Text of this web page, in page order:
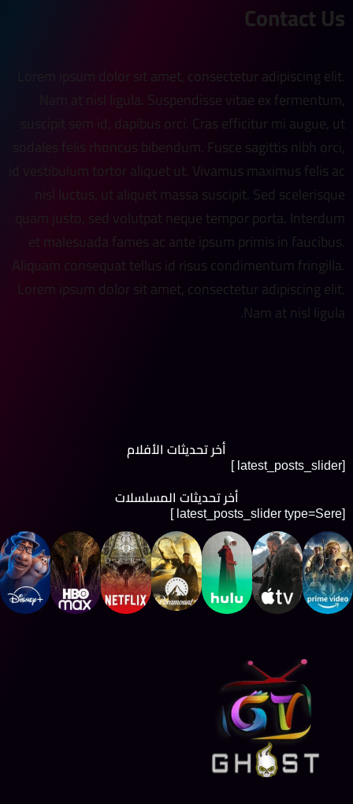
Contact Us
Lorem ipsum dolor sit amet, consectetur adipiscing elit.
Nam at nisl ligula. Suspendisse vitae ex fermentum,
suscipit sem id, dapibus orci. Cras efficitur mi augue, ut
sodales felis rhoncus bibendum. Fusce sagittis nibh orci,
id vestibulum tortor aliquet ut. Vivamus maximus felis ac
nisl luctus, ut aliquet massa suscipit. Sed scelerisque
quam justo, sed volutpat neque tempor porta. Interdum
et malesuada fames ac ante ipsum primis in faucibus.
Aliquam consequat tellus id risus condimentum fringilla.
Lorem ipsum dolor sit amet, consectetur adipiscing elit.
Nam at nisl ligula.
أخر تحديثات الأفلام
[latest_posts_slider ]
أخر تحديثات المسلسلات
[latest_posts_slider type=Sere ]